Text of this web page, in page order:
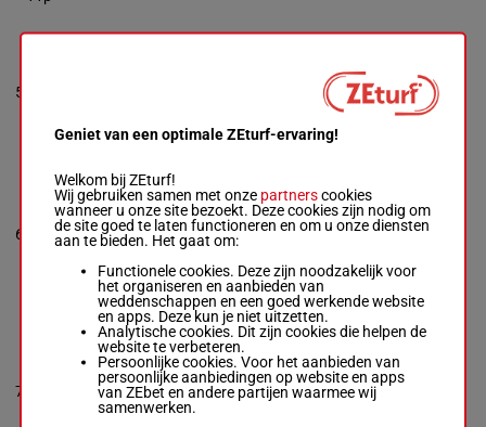
5
6
NOTAS NEGRAS
Monasterolo Iva.
Gustavo E.
Scarpello
Box: 6 -M/4 -56
M/456 kg 5p 7p 6
7
ISLA BELLA
Fernandes
Goncalves Fra. L.
Alfredo F. Gaitan
M/4 -56
M/456 kg 2p 4p 7
Geniet van een optimale ZEturf-ervaring!
Welkom bij ZEturf!
Wij gebruiken samen met onze partnerscookies
wanneer u onze site bezoekt. Deze cookies zijn nodig om
de site goed te laten functioneren en om u onze diensten
aan te bieden. Het gaat om:
Functionele cookies. Deze zijn noodzakelijk voor
het organiseren en aanbieden van
weddenschappen en een goed werkende website
en apps. Deze kun je niet uitzetten.
Analytische cookies. Dit zijn cookies die helpen de
website te verbeteren.
Persoonlijke cookies. Voor het aanbieden van
persoonlijke aanbiedingen op website en apps
van ZEbet en andere partijen waarmee wij
samenwerken.